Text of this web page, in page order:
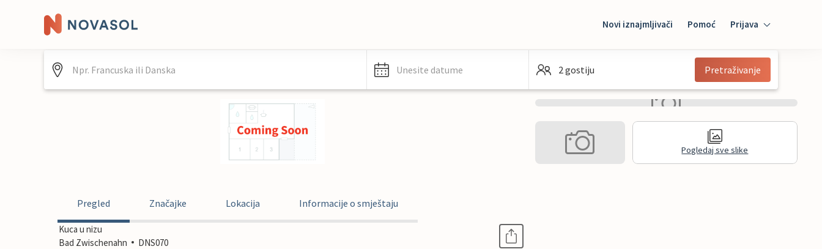
Novi iznajmljivači Pomoć Prijava
Mybooking
Unesite datume 2 gostiju Pretraživanje
Pogledaj sve slike
Pregled Značajke Lokacija Informacije o smještaju
Kuca u nizu
Bad Zwischenahn
DNS070